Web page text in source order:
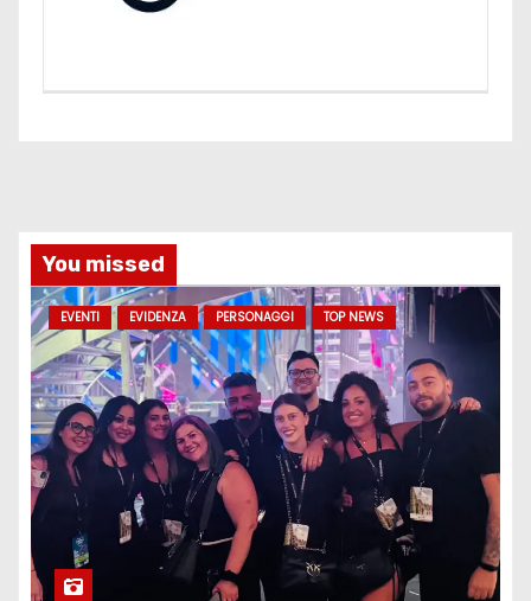
You missed
EVENTI EVIDENZA PERSONAGGI TOP NEWS